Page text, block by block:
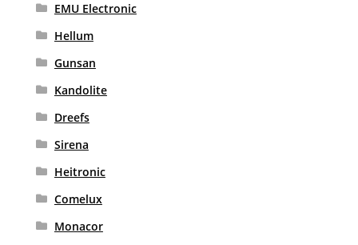
EMU Electronic
Hellum
Gunsan
Kandolite
Dreefs
Sirena
Heitronic
Comelux
Monacor